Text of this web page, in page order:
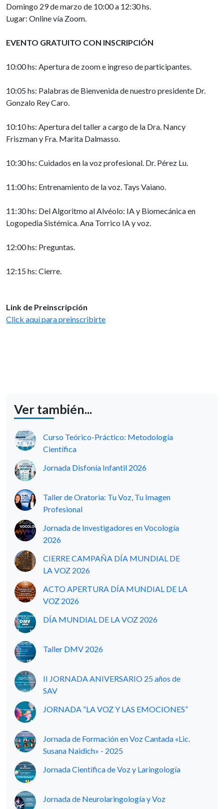
Domingo 29 de marzo de 10:00 a 12:30 hs.
Lugar: Online vía Zoom.
EVENTO GRATUITO CON INSCRIPCIÓN
10:00 hs: Apertura de zoom e ingreso de participantes.
10:05 hs: Palabras de Bienvenida de nuestro presidente Dr.
Gonzalo Rey Caro.
10:10 hs: Apertura del taller a cargo de la Dra. Nancy
Friszman y Fra. Marita Dalmasso.
10:30 hs: Cuidados en la voz profesional. Dr. Pérez Lu.
11:00 hs: Entrenamiento de la voz. Tays Vaiano.
11:30 hs: Del Algoritmo al Alvéolo: IA y Biomecánica en
Logopedia Sistémica. Ana Torrico IA y voz.
12:00 hs: Preguntas.
12:15 hs: Cierre.
Link de Preinscripción
Click aquí para preinscribirte
Ver también...
Curso Teórico-Práctico: Metodología
Científica
Jornada Disfonía Infantil 2026
Taller de Oratoria: Tu Voz, Tu Imagen
Profesional
Jornada de Investigadores en Vocología
2026
CIERRE CAMPAÑA DÍA MUNDIAL DE
LA VOZ 2026
ACTO APERTURA DÍA MUNDIAL DE LA
VOZ 2026
DÍA MUNDIAL DE LA VOZ 2026
Taller DMV 2026
II JORNADA ANIVERSARIO 25 años de
SAV
JORNADA “LA VOZ Y LAS EMOCIONES”
Jornada de Formación en Voz Cantada «Lic.
Susana Naidich» - 2025
Jornada Científica de Voz y Laringología
Jornada de Neurolaringología y Voz